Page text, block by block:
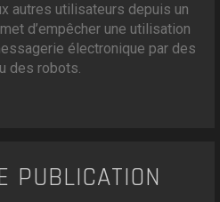
autres utilisateurs depuis un
d’empêcher une utilisation
électronique par des
des robots.
PUBLICATION